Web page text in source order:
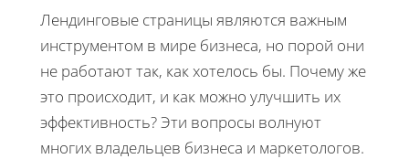
Лендинговые страницы являются важным
инструментом в мире бизнеса, но порой они
не работают так, как хотелось бы. Почему же
это происходит, и как можно улучшить их
эффективность? Эти вопросы волнуют
многих владельцев бизнеса и маркетологов.